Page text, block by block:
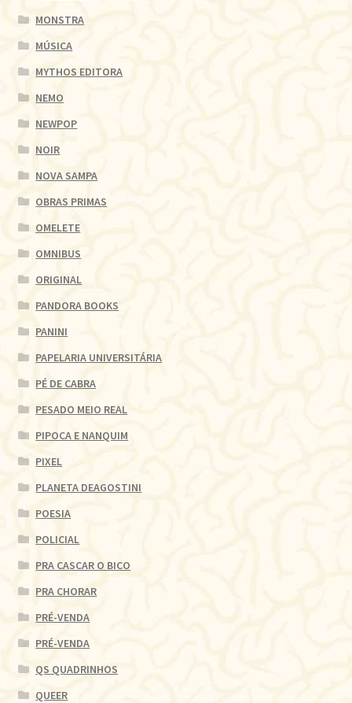
MONSTRA
MÚSICA
MYTHOS EDITORA
NEMO
NEWPOP
NOIR
NOVA SAMPA
OBRAS PRIMAS
OMELETE
OMNIBUS
ORIGINAL
PANDORA BOOKS
PANINI
PAPELARIA UNIVERSITÁRIA
PÉ DE CABRA
PESADO MEIO REAL
PIPOCA E NANQUIM
PIXEL
PLANETA DEAGOSTINI
POESIA
POLICIAL
PRA CASCAR O BICO
PRA CHORAR
PRÉ-VENDA
PRÉ-VENDA
QS QUADRINHOS
QUEER